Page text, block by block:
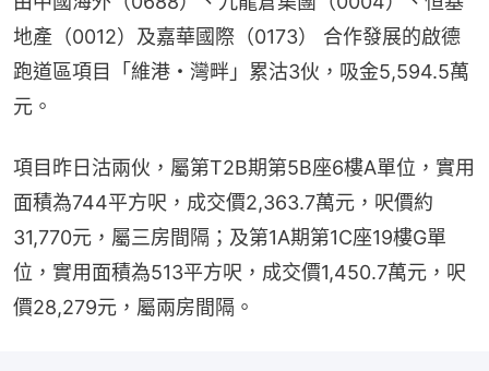
地產（0012）及嘉華國際（0173） 合作發展的啟德
跑道區項目「維港・灣畔」累沽3伙，吸金5,594.5萬
元。
項目昨日沽兩伙，屬第T2B期第5B座6樓A單位，實用
面積為744平方呎，成交價2,363.7萬元，呎價約
31,770元，屬三房間隔；及第1A期第1C座19樓G單
位，實用面積為513平方呎，成交價1,450.7萬元，呎
價28,279元，屬兩房間隔。